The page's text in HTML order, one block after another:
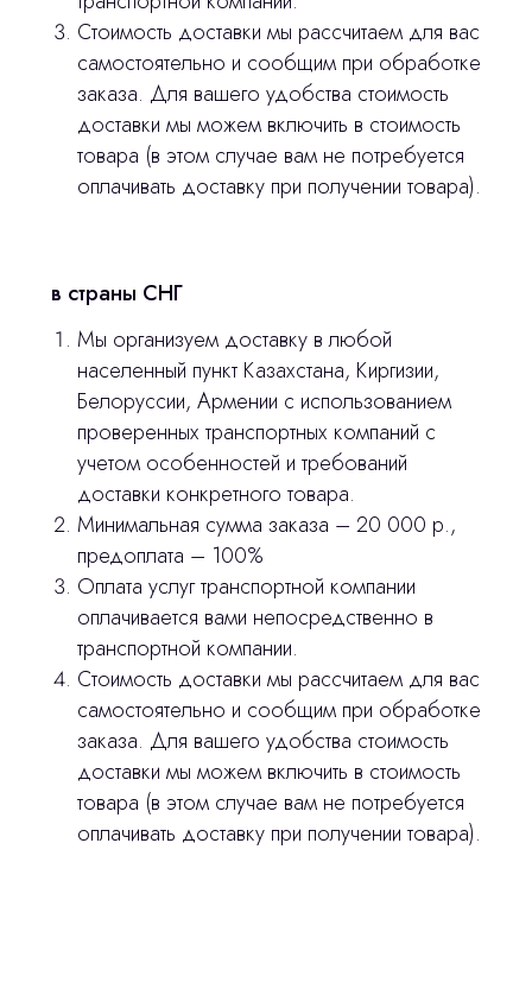
Стоимость доставки мы рассчитаем для вас
самостоятельно и сообщим при обработке
заказа. Для вашего удобства стоимость
доставки мы можем включить в стоимость
товара (в этом случае вам не потребуется
оплачивать доставку при получении товара).
в страны СНГ
Мы организуем доставку в любой
населенный пункт Казахстана, Киргизии,
Белоруссии, Армении с использованием
проверенных транспортных компаний с
учетом особенностей и требований
доставки конкретного товара.
Минимальная сумма заказа – 20 000 р.,
предоплата – 100%
Оплата услуг транспортной компании
оплачивается вами непосредственно в
транспортной компании.
Стоимость доставки мы рассчитаем для вас
самостоятельно и сообщим при обработке
заказа. Для вашего удобства стоимость
доставки мы можем включить в стоимость
товара (в этом случае вам не потребуется
оплачивать доставку при получении товара).
сделано
Продукция
3D печать
Изготовление хирургических шаблонов
Оплата и доставка
Политика конфиденциальности
stasicus